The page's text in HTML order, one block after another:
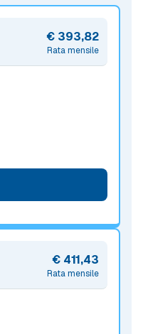
Rata mensile
€ 393,82
Rata mensile
€ 411,43